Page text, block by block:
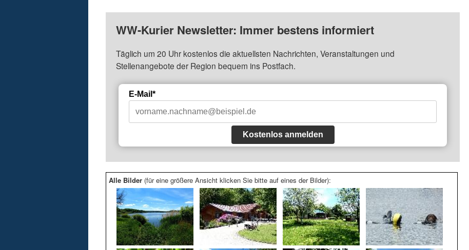
WW-Kurier Newsletter: Immer bestens informiert
Täglich um 20 Uhr kostenlos die aktuellsten Nachrichten, Veranstaltungen und
Stellenangebote der Region bequem ins Postfach.
E-Mail*
Kostenlos anmelden
Alle Bilder (für eine größere Ansicht klicken Sie bitte auf eines der Bilder):